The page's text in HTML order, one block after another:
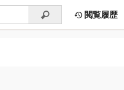
閲覧履歴